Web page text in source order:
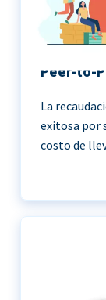
Peer-to-
La
exitosa por
costo de